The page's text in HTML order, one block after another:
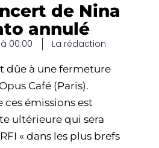
de Nina
annulé
à 00:00 La rédaction
dûe à une fermeture
Café (Paris).
ces émissions est
ultérieure qui sera
« dans les plus brefs